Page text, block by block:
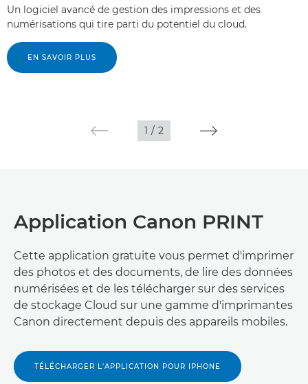
Un logiciel avancé de gestion des impressions et des
numérisations qui tire parti du potentiel du cloud.
EN SAVOIR PLUS
1 / 2
Application Canon PRINT
Cette application gratuite vous permet d'imprimer
des photos et des documents, de lire des données
numérisées et de les télécharger sur des services
de stockage Cloud sur une gamme d'imprimantes
Canon directement depuis des appareils mobiles.
TÉLÉCHARGER L'APPLICATION POUR IPHONE